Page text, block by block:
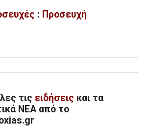
: Προσευχή
τις ειδήσεις και τα
ΝΕΑ από το